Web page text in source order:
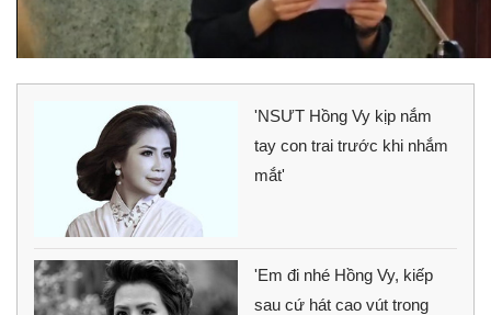
'NSƯT Hồng Vy kịp nắm
tay con trai trước khi nhắm
mắt'
'Em đi nhé Hồng Vy, kiếp
sau cứ hát cao vút trong